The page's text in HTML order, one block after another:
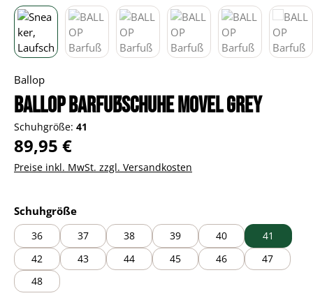
Ballop
BALLOP Barfußschuhe Movel grey
Schuhgröße: 41
Regulärer Preis:
89,95 €
Preise inkl. MwSt. zzgl. Versandkosten
Schuhgrößeauswählen
36 37 38 39 40
41
42
43 44 45 46
47
48